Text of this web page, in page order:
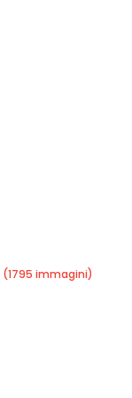
(1795 immagini)